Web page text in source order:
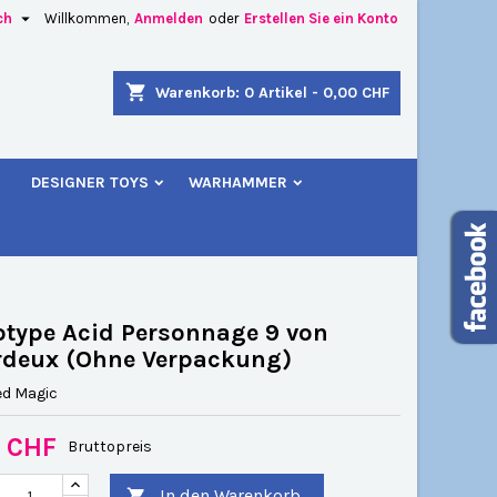
Willkommen, Anmelden oder Erstellen Sie ein Konto

shopping_cart Warenkorb: 0 Artikel - 0,00 CHF
DESIGNER TOYS WARHAMMER
Acid Personnage 9 von
(Ohne Verpackung)
Magic
Bruttopreis